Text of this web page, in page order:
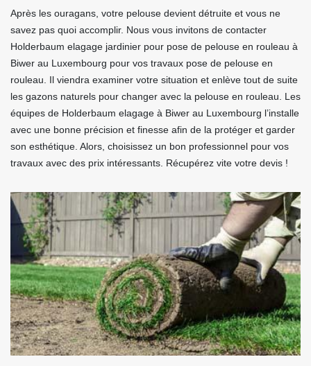
Après les ouragans, votre pelouse devient détruite et vous ne
savez pas quoi accomplir. Nous vous invitons de contacter
Holderbaum elagage jardinier pour pose de pelouse en rouleau à
Biwer au Luxembourg pour vos travaux pose de pelouse en
rouleau. Il viendra examiner votre situation et enlève tout de suite
les gazons naturels pour changer avec la pelouse en rouleau. Les
équipes de Holderbaum elagage à Biwer au Luxembourg l’installe
avec une bonne précision et finesse afin de la protéger et garder
son esthétique. Alors, choisissez un bon professionnel pour vos
travaux avec des prix intéressants. Récupérez vite votre devis !